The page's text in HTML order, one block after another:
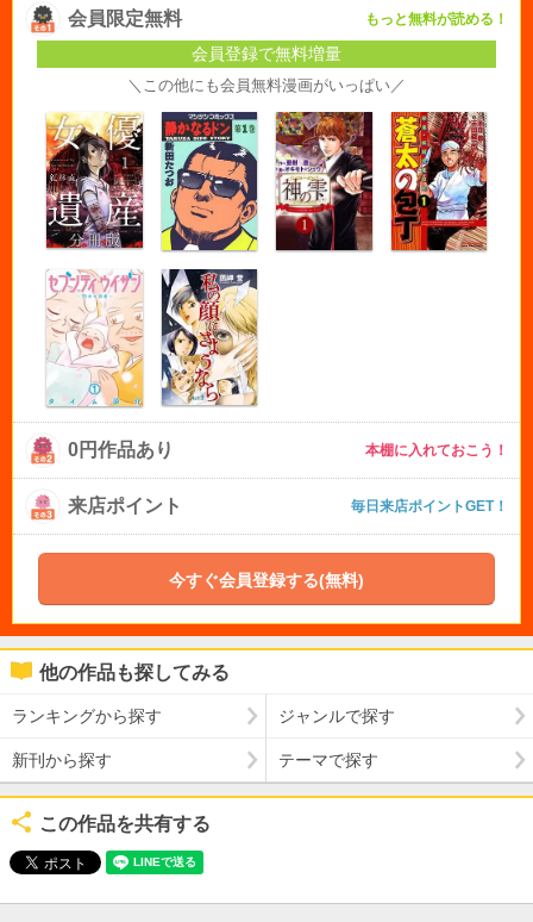
会員限定無料 もっと無料が読める！
会員登録で無料増量
＼この他にも会員無料漫画がいっぱい／
0円作品あり 本棚に入れておこう！
来店ポイント 毎日来店ポイントGET！
今すぐ会員登録する(無料)
他の作品も探してみる
ランキングから探す ジャンルで探す
新刊から探す テーマで探す
この作品を共有する